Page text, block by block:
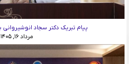
پیام تبریک دکتر سجاد انوشیروانی
مرداد ۱۶, ۱۴۰۵